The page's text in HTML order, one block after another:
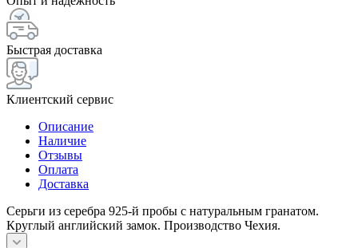
Быстрая доставка
Клиентский сервис
Описание
Наличие
Отзывы
Оплата
Доставка
Серьги из серебра 925-й пробы с натуральным гранатом.
Круглый английский замок. Производство Чехия.